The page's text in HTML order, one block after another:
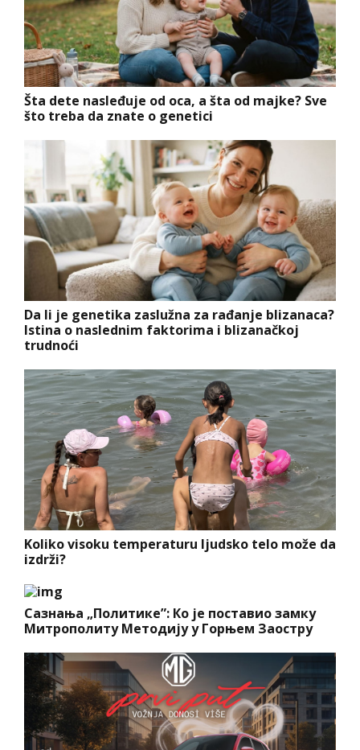
Šta dete nasleđuje od oca, a šta od majke? Sve
što treba da znate o genetici
Da li je genetika zaslužna za rađanje blizanaca?
Istina o naslednim faktorima i blizanačkoj
trudnoći
Koliko visoku temperaturu ljudsko telo može da
izdrži?
Сазнања „Политике”: Ко је поставио замку
Митрополиту Методију у Горњем Заостру